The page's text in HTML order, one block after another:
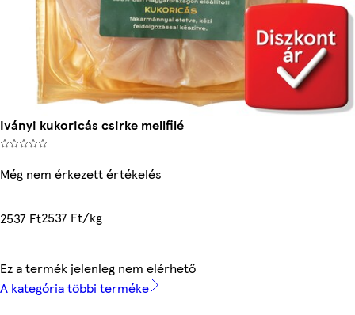
Iványi kukoricás csirke mellfilé
Még nem érkezett értékelés
2537 Ft2537 Ft/kg
Ez a termék jelenleg nem elérhető
A kategória többi terméke